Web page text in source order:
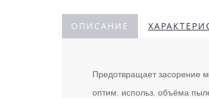
ОПИСАНИЕ
Предотвращает засорение
оптим. использ. объёма